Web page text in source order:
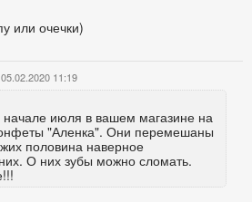
или очечки)
05.02.2020 11:19
начале июля в вашем магазине на
"Аленка". Они перемешаны
половина наверное
О них зубы можно сломать.